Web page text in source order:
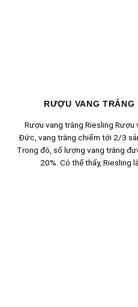
RƯỢU VANG
Rượu vang trắng Riesling
Đức, vang trắng chiếm tới 2/3
Trong đó, số lượng vang trắng
20%. Có thể thấy, Riesling